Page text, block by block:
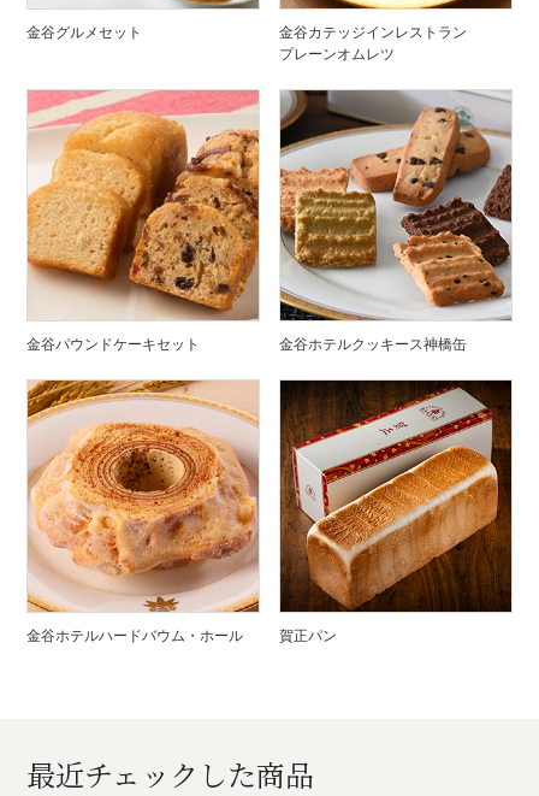
金谷グルメセット
金谷カテッジインレストラン
プレーンオムレツ
金谷パウンドケーキセット 金谷ホテルクッキース神橋缶
金谷ホテルハードバウム・ホール 賀正パン
最近チェックした商品